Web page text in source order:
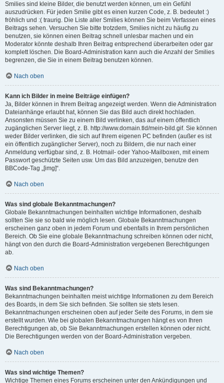
Smilies sind kleine Bilder, die benutzt werden können, um ein Gefühl
auszudrücken. Für jeden Smilie gibt es einen kurzen Code, z. B. bedeutet :)
fröhlich und :( traurig. Die Liste aller Smilies können Sie beim Verfassen eines
Beitrags sehen. Versuchen Sie bitte trotzdem, Smilies nicht zu häufig zu
benutzen, sie können einen Beitrag schnell unlesbar machen und ein
Moderator könnte deshalb Ihren Beitrag entsprechend überarbeiten oder gar
komplett löschen. Die Board-Administration kann auch die Anzahl der Smilies
begrenzen, die Sie in einem Beitrag benutzen können.
Nach oben
Kann ich Bilder in meine Beiträge einfügen?
Ja, Bilder können in Ihrem Beitrag angezeigt werden. Wenn die Administration
Dateianhänge erlaubt hat, können Sie das Bild auch direkt hochladen.
Ansonsten müssen Sie zu einem Bild verlinken, das auf einem öffentlich
zugänglichen Server liegt, z. B. http://www.domain.tld/mein-bild.gif. Sie können
weder Bilder verlinken, die sich auf Ihrem eigenen PC befinden (außer es ist
ein öffentlich zugänglicher Server), noch zu Bildern, die nur nach einer
Anmeldung verfügbar sind, z. B. Hotmail- oder Yahoo-Mailboxen, mit einem
Passwort geschützte Seiten usw. Um das Bild anzuzeigen, benutze den
BBCode-Tag „[img]“.
Nach oben
Was sind globale Bekanntmachungen?
Globale Bekanntmachungen beinhalten wichtige Informationen, deshalb
sollten Sie sie so bald wie möglich lesen. Globale Bekanntmachungen
erscheinen ganz oben in jedem Forum und ebenfalls in Ihrem persönlichen
Bereich. Ob Sie eine globale Bekanntmachung schreiben können oder nicht,
hängt von den durch die Board-Administration vergebenen Berechtigungen
ab.
Nach oben
Was sind Bekanntmachungen?
Bekanntmachungen beinhalten meist wichtige Informationen zu dem Bereich
des Boards, in dem Sie sich befinden. Sie sollten sie stets lesen.
Bekanntmachungen erscheinen oben auf jeder Seite des Forums, in dem sie
erstellt wurden. Wie bei globalen Bekanntmachungen hängt es von Ihren
Berechtigungen ab, ob Sie Bekanntmachungen erstellen können oder nicht.
Die Berechtigungen werden von der Board-Administration vergeben.
Nach oben
Was sind wichtige Themen?
Wichtige Themen eines Forums erscheinen unter den Ankündigungen und